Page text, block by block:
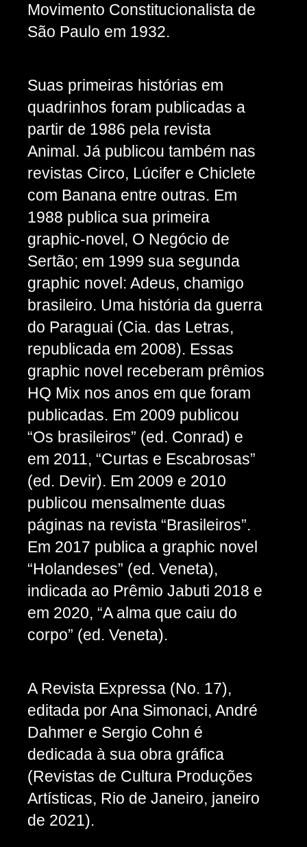
Movimento Constitucionalista de
São Paulo em 1932.
Suas primeiras histórias em
quadrinhos foram publicadas a
partir de 1986 pela revista
Animal. Já publicou também nas
revistas Circo, Lúcifer e Chiclete
com Banana entre outras. Em
1988 publica sua primeira
graphic-novel, O Negócio de
Sertão; em 1999 sua segunda
graphic novel: Adeus, chamigo
brasileiro. Uma história da guerra
do Paraguai (Cia. das Letras,
republicada em 2008). Essas
graphic novel receberam prêmios
HQ Mix nos anos em que foram
publicadas. Em 2009 publicou
“Os brasileiros” (ed. Conrad) e
em 2011, “Curtas e Escabrosas”
(ed. Devir). Em 2009 e 2010
publicou mensalmente duas
páginas na revista “Brasileiros”.
Em 2017 publica a graphic novel
“Holandeses” (ed. Veneta),
indicada ao Prêmio Jabuti 2018 e
em 2020, “A alma que caiu do
corpo” (ed. Veneta).
A Revista Expressa (No. 17),
editada por Ana Simonaci, André
Dahmer e Sergio Cohn é
dedicada à sua obra gráfica
(Revistas de Cultura Produções
Artísticas, Rio de Janeiro, janeiro
de 2021).